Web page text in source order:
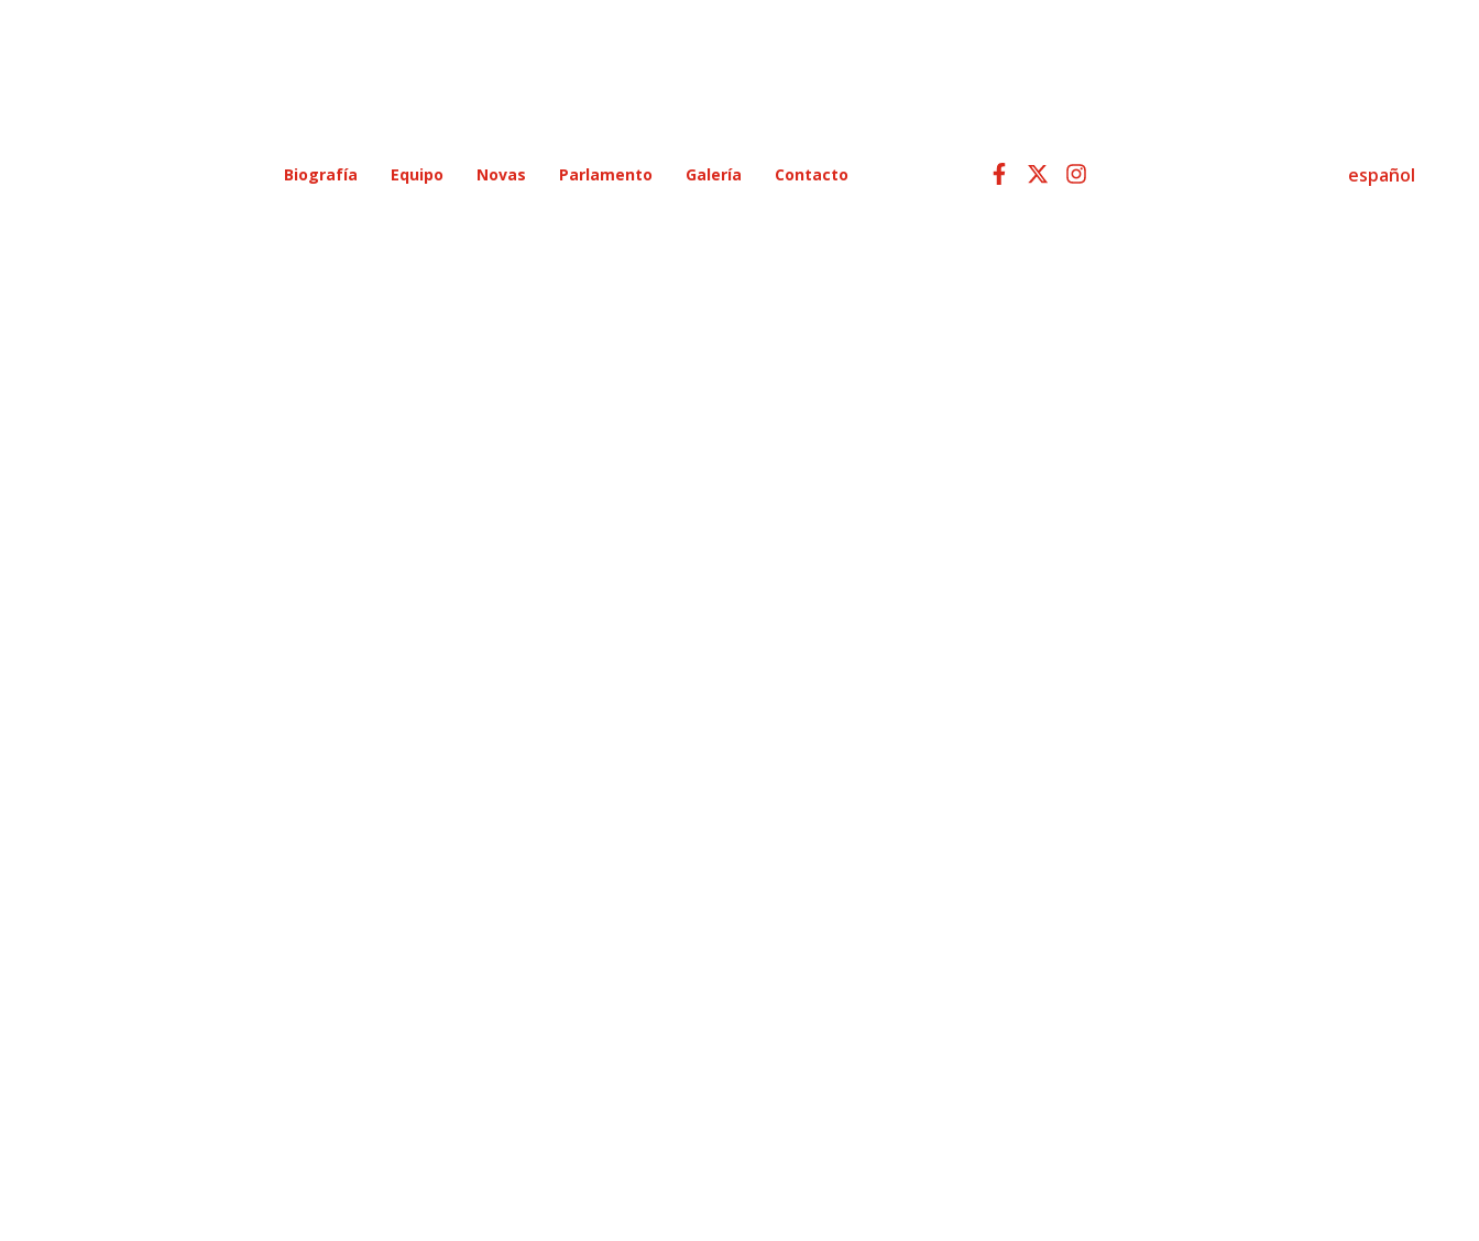
Biografía Equipo Novas Parlamento Galería Contacto español